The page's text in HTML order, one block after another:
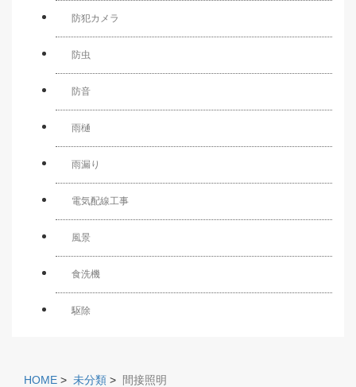
防犯カメラ
防虫
防音
雨樋
雨漏り
電気配線工事
風景
食洗機
駆除
HOME > 未分類 > 間接照明